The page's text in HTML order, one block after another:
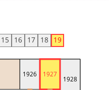
15 16 17 18 19